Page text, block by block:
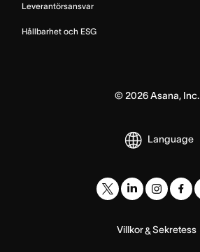
Leverantörsansvar
Hållbarhet och ESG
© 2026Asana, Inc.
Language
Villkor&Sekretess